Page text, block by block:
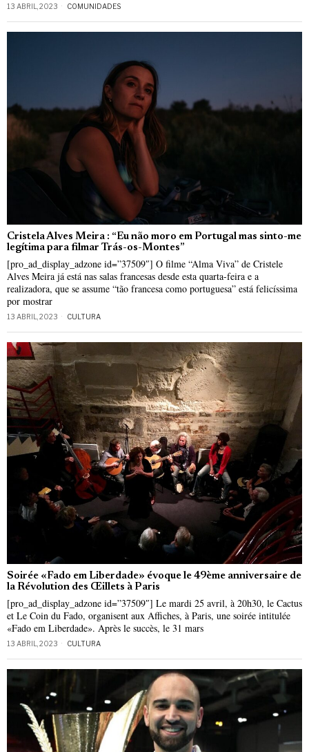
13 ABRIL, 2023 COMUNIDADES
Cristela Alves Meira : “Eu não moro em Portugal mas sinto-me
legítima para filmar Trás-os-Montes”
[pro_ad_display_adzone id=”37509″] O filme “Alma Viva” de Cristele
Alves Meira já está nas salas francesas desde esta quarta-feira e a
realizadora, que se assume “tão francesa como portuguesa” está felicíssima
por mostrar
13 ABRIL, 2023 CULTURA
Soirée «Fado em Liberdade» évoque le 49ème anniversaire de
la Révolution des Œillets à Paris
[pro_ad_display_adzone id=”37509″] Le mardi 25 avril, à 20h30, le Cactus
et Le Coin du Fado, organisent aux Affiches, à Paris, une soirée intitulée
«Fado em Liberdade». Après le succès, le 31 mars
13 ABRIL, 2023 CULTURA